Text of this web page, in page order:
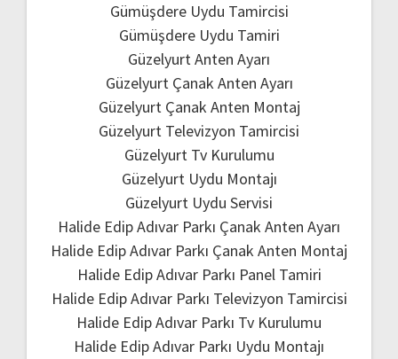
Gümüşdere Uydu Tamircisi
Gümüşdere Uydu Tamiri
Güzelyurt Anten Ayarı
Güzelyurt Çanak Anten Ayarı
Güzelyurt Çanak Anten Montaj
Güzelyurt Televizyon Tamircisi
Güzelyurt Tv Kurulumu
Güzelyurt Uydu Montajı
Güzelyurt Uydu Servisi
Halide Edip Adıvar Parkı Çanak Anten Ayarı
Halide Edip Adıvar Parkı Çanak Anten Montaj
Halide Edip Adıvar Parkı Panel Tamiri
Halide Edip Adıvar Parkı Televizyon Tamircisi
Halide Edip Adıvar Parkı Tv Kurulumu
Halide Edip Adıvar Parkı Uydu Montajı